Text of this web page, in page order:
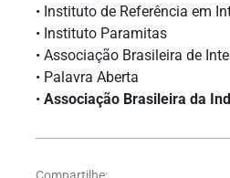
• Instituto de Referência em
• Instituto Paramitas
• Associação Brasileira de
• Palavra Aberta
• Associação Brasileira da